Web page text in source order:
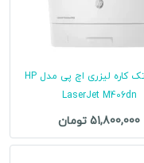
پرینتر تک کاره لیزری اچ پی مدل HP
LaserJet M406dn
51,800,000 تومان